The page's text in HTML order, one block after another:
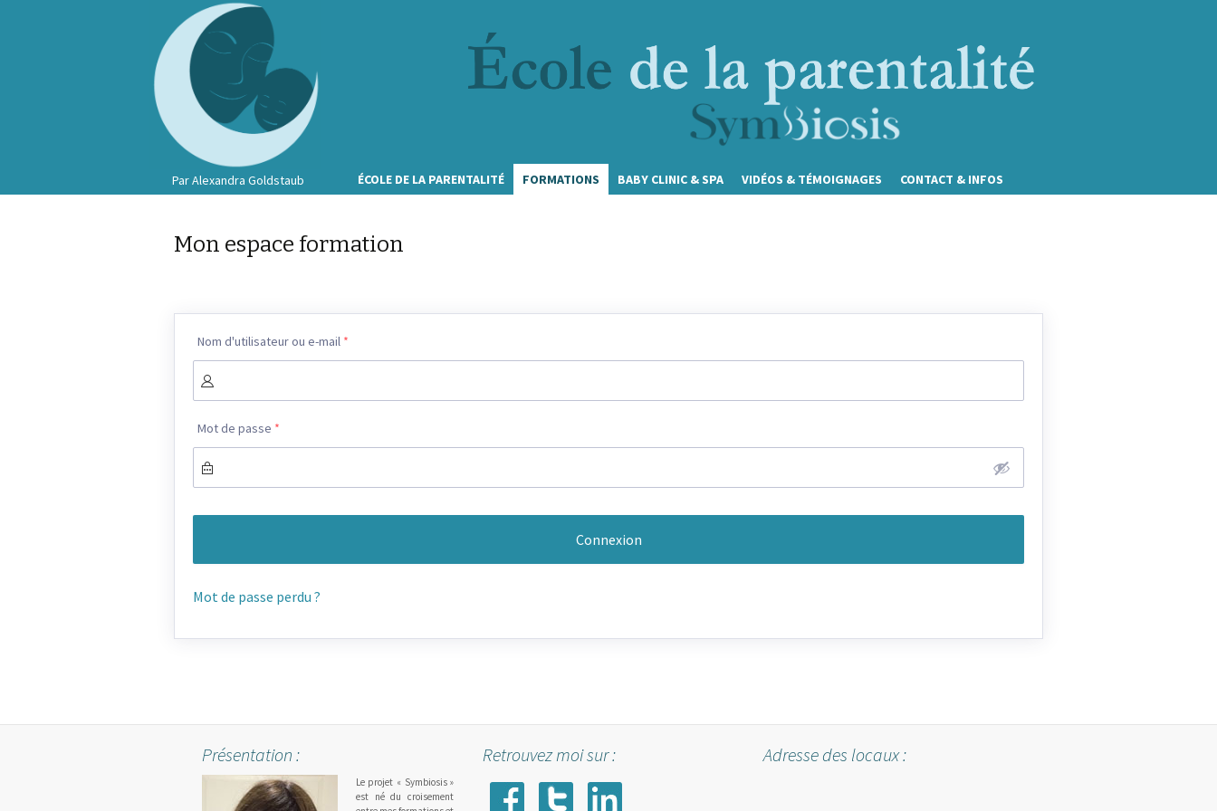
Par Alexandra Goldstaub
Aller
au
principal
ÉCOLE DE LA PARENTALITÉ FORMATIONS BABY CLINIC & SPA VIDÉOS & TÉMOIGNAGES CONTACT & INFOS
Mon espace formation
Nom d'utilisateur ou e-mail *
Mot de passe *
Mot de passe perdu ?
Présentation :
Le projet « Symbiosis »
est né du croisement
Retrouvez moi sur : Adresse des locaux :